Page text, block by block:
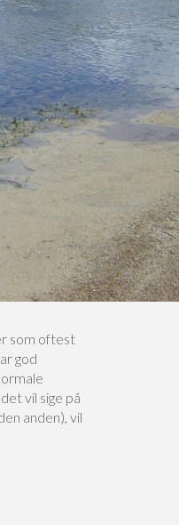
som oftest
god
vil sige på
anden), vil